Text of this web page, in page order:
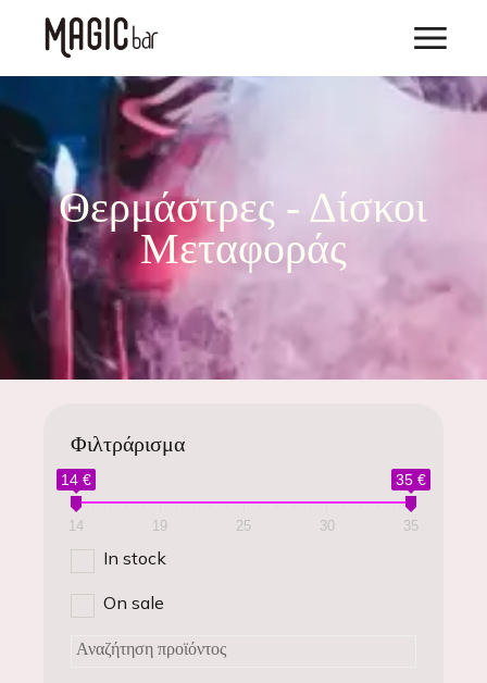
Θερμάστρες - Δίσκοι
Μεταφοράς
Φιλτράρισμα
14 € 35 €
14 19 25 30 35
In stock
On sale